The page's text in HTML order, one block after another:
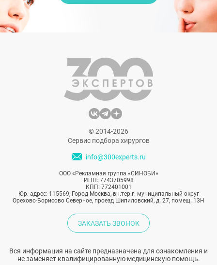
© 2014-2026
Сервис подбора хирургов
info@300experts.ru
ООО «Рекламная группа «СИНОБИ»
ИНН: 7743705998
КПП: 772401001
Юр. адрес: 115569, Город Москва, вн.тер.г. муниципальный округ
Орехово-Борисово Северное, проезд Шипиловский, д. 27, помещ. 13Н
ЗАКАЗАТЬ ЗВОНОК
Вся информация на сайте предназначена для ознакомления и
не заменяет квалифицированную медицинскую помощь.